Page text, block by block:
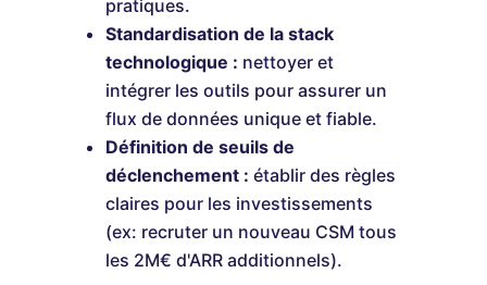
pratiques.
Standardisation de la stack
technologique : nettoyer et
intégrer les outils pour assurer un
flux de données unique et fiable.
Définition de seuils de
déclenchement : établir des règles
claires pour les investissements
(ex: recruter un nouveau CSM tous
les 2M€ d'ARR additionnels).